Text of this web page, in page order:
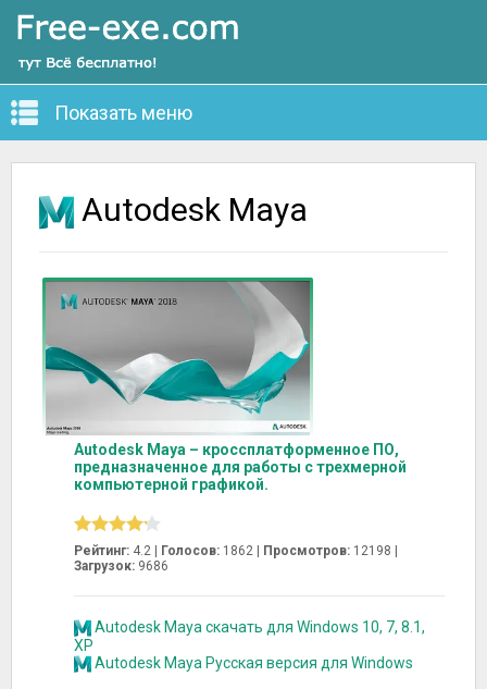
Показать меню
Autodesk Maya
Autodesk Maya – кроссплатформенное ПО,
предназначенное для работы с трехмерной
компьютерной графикой.
Рейтинг: 4.2 | Голосов: 1862 | Просмотров: 12198 |
Загрузок: 9686
Autodesk Maya скачать для Windows 10, 7, 8.1,
XP
Autodesk Maya Русская версия для Windows